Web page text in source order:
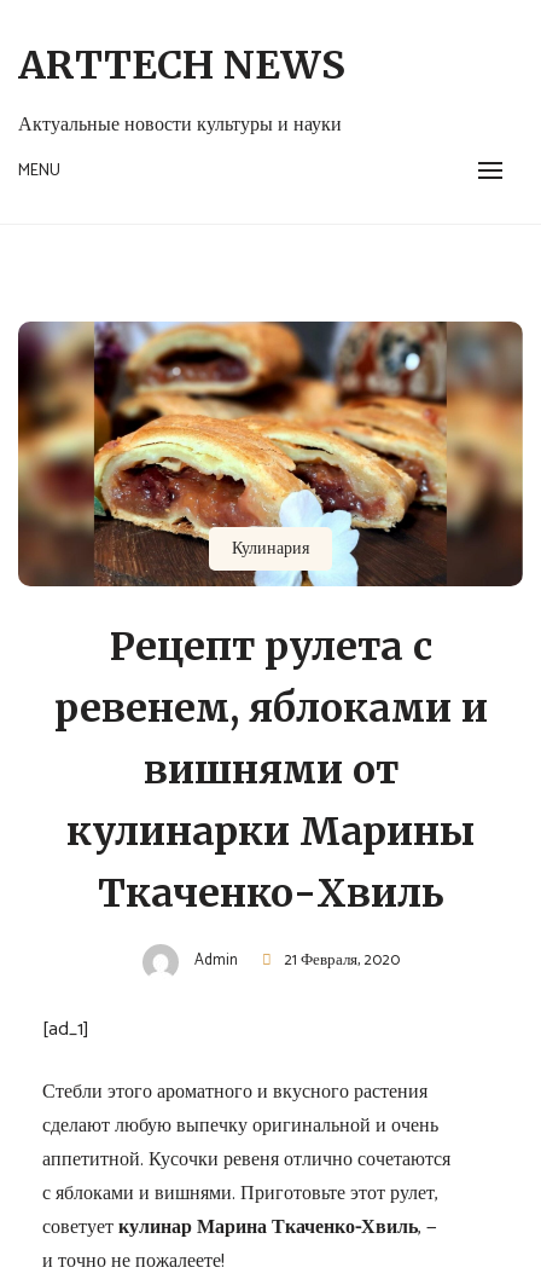
content
ARTTECH NEWS
Актуальные новости культуры и науки
MENU
Кулинария
Рецепт рулета с
ревенем, яблоками и
вишнями от
кулинарки Марины
Ткаченко-Хвиль
Admin 21 Февраля, 2020
[ad_1]
Стебли этого ароматного и вкусного растения
сделают любую выпечку оригинальной и очень
аппетитной. Кусочки ревеня отлично сочетаются
с яблоками и вишнями. Приготовьте этот рулет,
советуеткулинар Марина Ткаченко-Хвиль, —
и точно не пожалеете!